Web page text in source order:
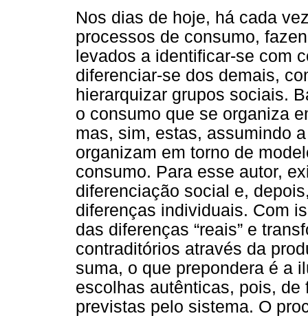
Nos dias de hoje, há cada
processos de consumo,
levados a identificar-se com
diferenciar-se dos demais,
hierarquizar grupos sociais.
o consumo que se organiza
mas, sim, estas, assumindo
organizam em torno de
consumo. Para esse autor,
diferenciação social e,
diferenças individuais. Com
das diferenças “reais” e
contraditórios através da
suma, o que prepondera é a
escolhas autênticas, pois,
previstas pelo sistema. O